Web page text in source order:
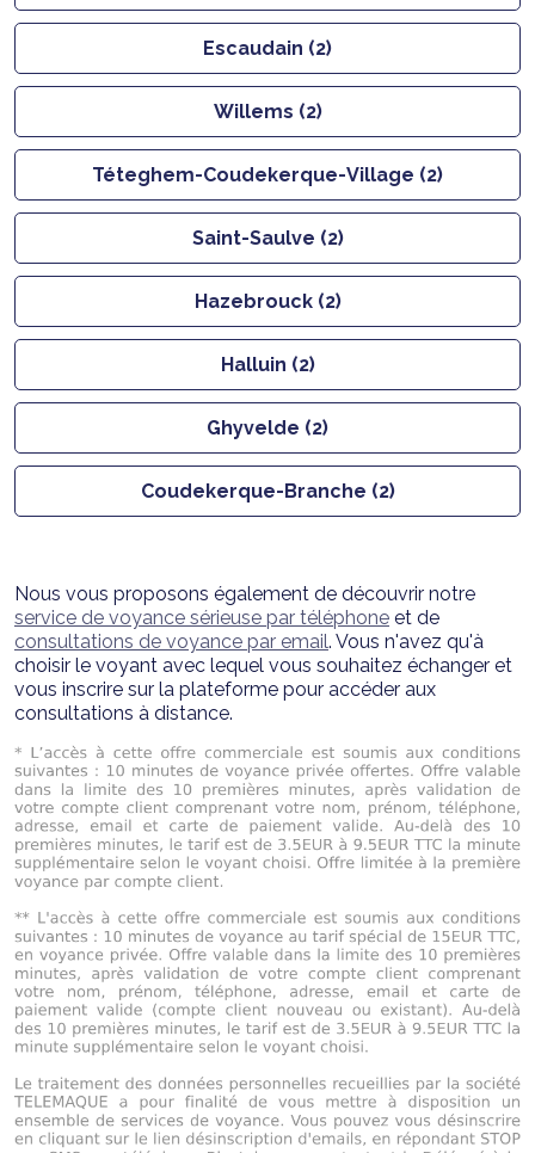
Escaudain (2)
Willems (2)
Téteghem-Coudekerque-Village (2)
Saint-Saulve (2)
Hazebrouck (2)
Halluin (2)
Ghyvelde (2)
Coudekerque-Branche (2)
Nous vous proposons également de découvrir notre
service de voyance sérieuse par téléphone et de
consultations de voyance par email. Vous n'avez qu'à
choisir le voyant avec lequel vous souhaitez échanger et
vous inscrire sur la plateforme pour accéder aux
consultations à distance.